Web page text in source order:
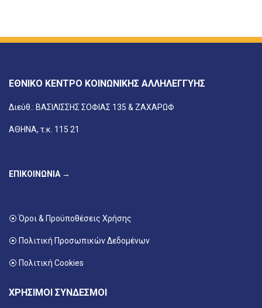
ΕΘΝΙΚΟ ΚΕΝΤΡΟ ΚΟΙΝΩΝΙΚΗΣ ΑΛΛΗΛΕΓΓΥΗΣ
Διεύθ.: ΒΑΣΙΛΙΣΣΗΣ ΣΟΦΙΑΣ 135 & ΖΑΧΑΡΩΦ
ΑΘΗΝΑ, τ.κ. 115 21
ΕΠΙΚΟΙΝΩΝΙΑ →
⦿ Όροι & Προϋποθέσεις Χρήσης
⦿ Πολιτική Προσωπικών Δεδομένων
⦿ Πολιτική Cookies
ΧΡΗΣΙΜΟΙ ΣΥΝΔΕΣΜΟΙ